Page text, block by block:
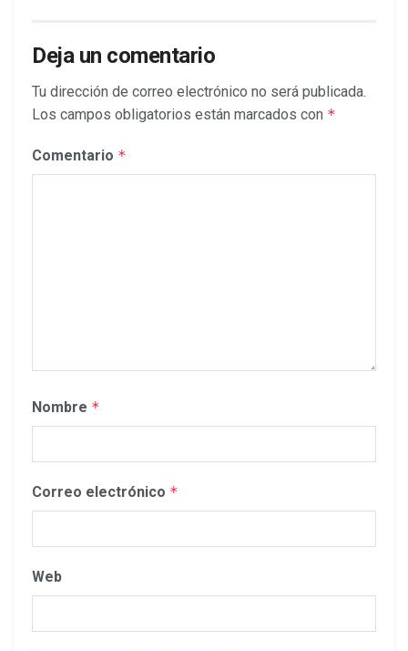
Deja un comentario
Tu dirección de correo electrónico no será publicada.
Los campos obligatorios están marcados con *
Comentario *
Nombre *
Correo electrónico *
Web